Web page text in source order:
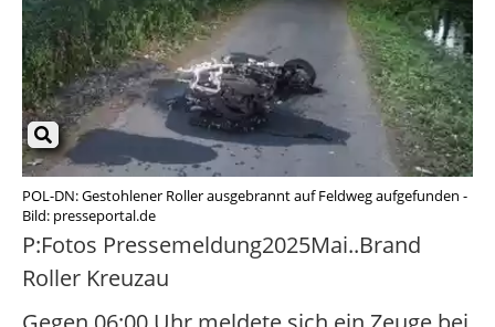
POL-DN: Gestohlener Roller ausgebrannt auf Feldweg aufgefunden -
Bild: presseportal.de
P:Fotos Pressemeldung2025Mai..Brand
Roller Kreuzau